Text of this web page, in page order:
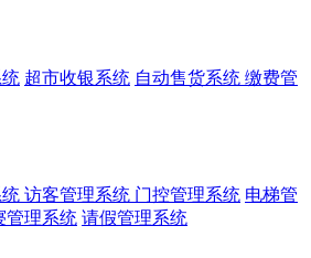
超市收银系统 自动售货系统 缴费管
访客管理系统 门控管理系统 电梯管
管理系统 请假管理系统